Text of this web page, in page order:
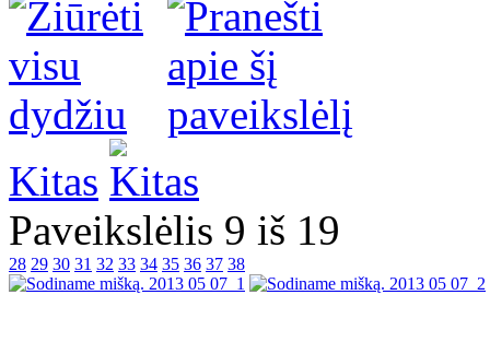
Kitas
Paveikslėlis 9 iš 19
28 29 30 31 32 33 34 35 36 37 38